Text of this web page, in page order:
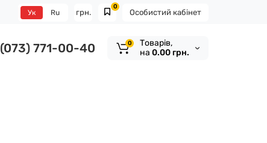
Особистий кабінет
0
грн.
Ук Ru
(073) 771-00-40 0
Tоварів,
на 0.00 грн.